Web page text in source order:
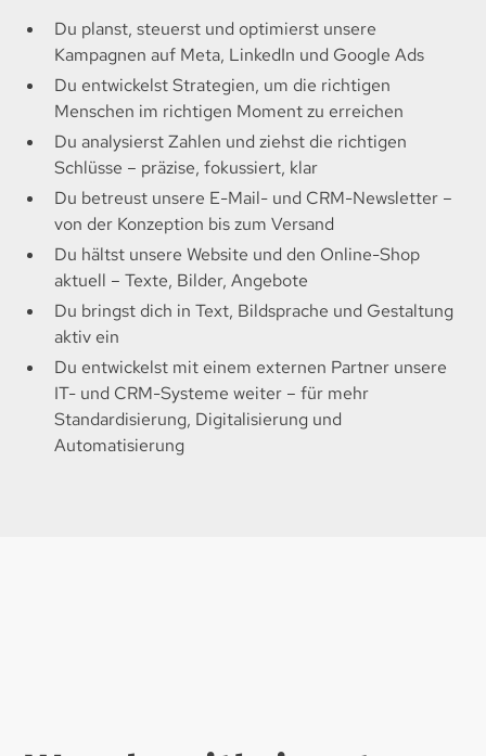
Du planst, steuerst und optimierst unsere
Kampagnen auf Meta, LinkedIn und Google Ads​
Du entwickelst Strategien, um die richtigen
Menschen im richtigen Moment zu erreichen​
Du analysierst Zahlen und ziehst die richtigen
Schlüsse – präzise, fokussiert, klar​
Du betreust unsere E-Mail- und CRM-Newsletter –
von der Konzeption bis zum Versand​
Du hältst unsere Website und den Online-Shop
aktuell – Texte, Bilder, Angebote​
Du bringst dich in Text, Bildsprache und Gestaltung
aktiv ein​
Du entwickelst mit einem externen Partner unsere
IT- und CRM-Systeme weiter – für mehr
Standardisierung, Digitalisierung und
Automatisierung